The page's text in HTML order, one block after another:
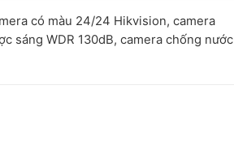
có màu 24/24 Hikvision, camera
sáng WDR 130dB, camera chống nước